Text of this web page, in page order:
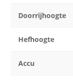
Doorrijhoogte
Hefhoogte
Accu